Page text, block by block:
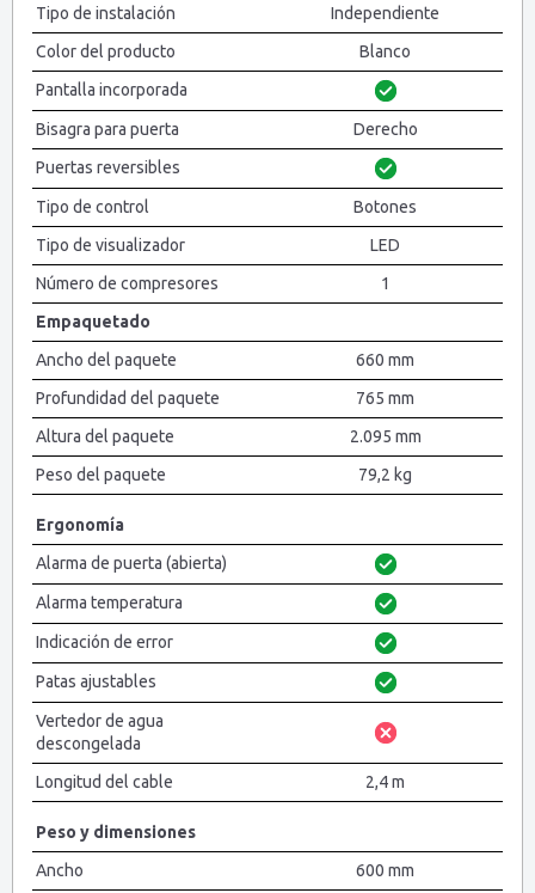
Tipo de instalación
Independiente
Color del producto
Blanco
Pantalla incorporada
Bisagra para puerta
Derecho
Puertas reversibles
Tipo de control
Botones
Tipo de visualizador
LED
Número de compresores
1
Empaquetado
Ancho del paquete
660 mm
Profundidad del paquete
765 mm
Altura del paquete
2.095 mm
Peso del paquete
79,2 kg
Ergonomía
Alarma de puerta (abierta)
Alarma temperatura
Indicación de error
Patas ajustables
Vertedor de agua
descongelada
Longitud del cable
2,4 m
Peso y dimensiones
Ancho
600 mm